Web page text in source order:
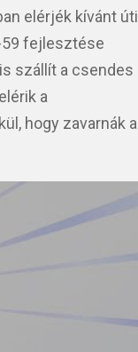
elérjék kívánt úti
59 fejlesztése
szállít a csendes
a
hogy zavarnák a